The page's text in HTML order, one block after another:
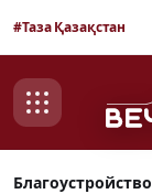
#Таза Қазақстан
Благоустройство